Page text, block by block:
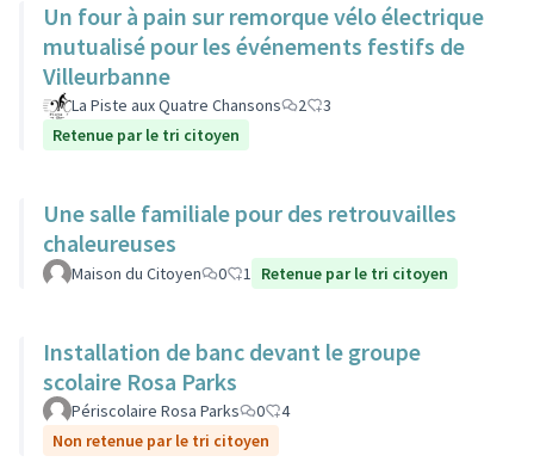
Un four à pain sur remorque vélo électrique
mutualisé pour les événements festifs de
Villeurbanne
La Piste aux Quatre Chansons 2
3
Retenue par le tri citoyen
Une salle familiale pour des retrouvailles
chaleureuses
Maison du Citoyen 0 1 Retenue par le tri citoyen
Installation de banc devant le groupe
scolaire Rosa Parks
Périscolaire Rosa Parks 0
4
Non retenue par le tri citoyen